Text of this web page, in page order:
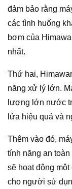
đảm bảo rằng
các tình huống
bơm của
nhất.
Thứ hai,
năng xử lý lớn.
lượng lớn nước
lửa hiệu quả và
Thêm vào đó,
tính năng an
sẽ hoạt động
cho người sử